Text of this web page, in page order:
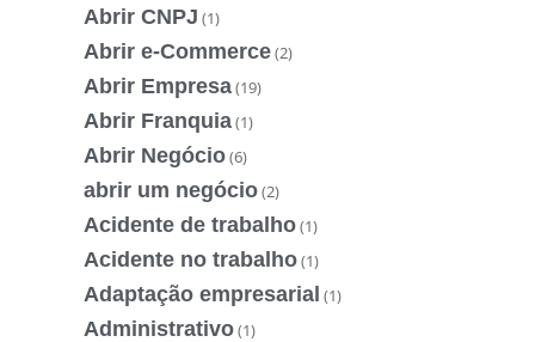
Abrir CNPJ (1)
Abrir e-Commerce(2)
Abrir Empresa(19)
Abrir Franquia(1)
Abrir Negócio(6)
abrir um negócio(2)
Acidente de trabalho(1)
Acidente no trabalho(1)
Adaptação empresarial (1)
Administrativo(1)